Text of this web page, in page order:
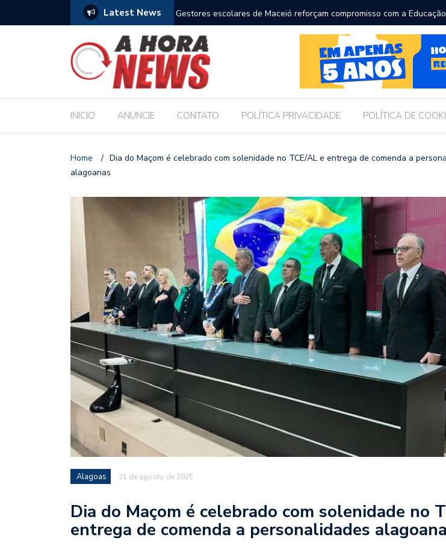
Latest News
crescem 43% em 2026 Gestores escolares de Maceió reforçam compromisso com a
INICIO ANUNCIE CONTATO POLÍTICA PRIVACIDADE POLÍTICA DE
Home / Dia do Maçom é celebrado com solenidade no TCE/AL e entrega de comenda a
alagoanas
Alagoas 21 de agosto de 2025
Dia do Maçom é celebrado com solenidade no
entrega de comenda a personalidades